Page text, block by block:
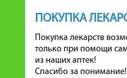
ПОКУПКА
Покупка лекарств
только при помощи
из наших аптек!
Спасибо за понимание!